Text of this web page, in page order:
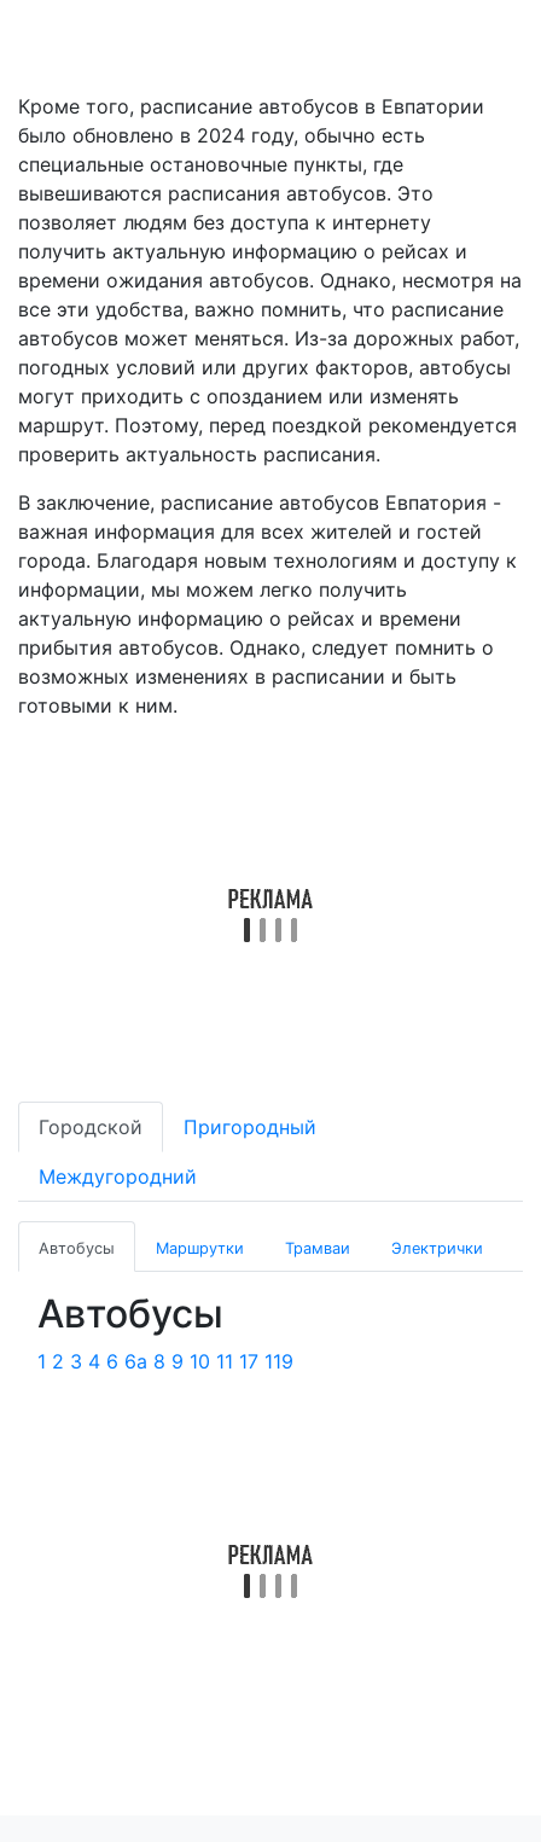
Кроме того, расписание автобусов в Евпатории
было обновлено в 2024 году, обычно есть
специальные остановочные пункты, где
вывешиваются расписания автобусов. Это
позволяет людям без доступа к интернету
получить актуальную информацию о рейсах и
времени ожидания автобусов. Однако, несмотря на
все эти удобства, важно помнить, что расписание
автобусов может меняться. Из-за дорожных работ,
погодных условий или других факторов, автобусы
могут приходить с опозданием или изменять
маршрут. Поэтому, перед поездкой рекомендуется
проверить актуальность расписания.
В заключение, расписание автобусов Евпатория -
важная информация для всех жителей и гостей
города. Благодаря новым технологиям и доступу к
информации, мы можем легко получить
актуальную информацию о рейсах и времени
прибытия автобусов. Однако, следует помнить о
возможных изменениях в расписании и быть
готовыми к ним.
Городской Пригородный
Междугородний
Автобусы Маршрутки Трамваи Электрички
Автобусы
1 2 3 4 6 6а 8 9 10 11 17 119